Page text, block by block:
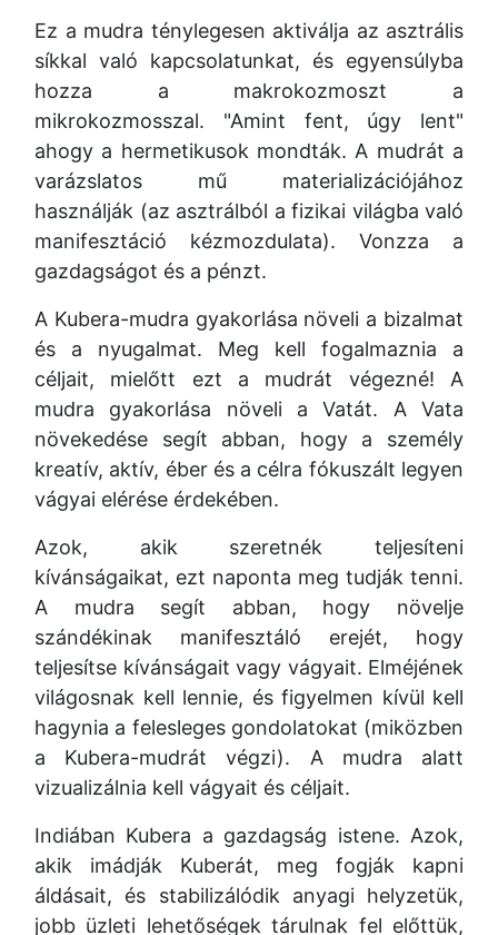
Ez a mudra ténylegesen aktiválja az asztrális
síkkal való kapcsolatunkat, és egyensúlyba
hozza a makrokozmoszt a
mikrokozmosszal. "Amint fent, úgy lent"
ahogy a hermetikusok mondták. A mudrát a
varázslatos mű materializációjához
használják (az asztrálból a fizikai világba való
manifesztáció kézmozdulata). Vonzza a
gazdagságot és a pénzt.
A Kubera-mudra gyakorlása növeli a bizalmat
és a nyugalmat. Meg kell fogalmaznia a
céljait, mielőtt ezt a mudrát végezné! A
mudra gyakorlása növeli a Vatát. A Vata
növekedése segít abban, hogy a személy
kreatív, aktív, éber és a célra fókuszált legyen
vágyai elérése érdekében.
Azok, akik szeretnék teljesíteni
kívánságaikat, ezt naponta meg tudják tenni.
A mudra segít abban, hogy növelje
szándékinak manifesztáló erejét, hogy
teljesítse kívánságait vagy vágyait. Elméjének
világosnak kell lennie, és figyelmen kívül kell
hagynia a felesleges gondolatokat (miközben
a Kubera-mudrát végzi). A mudra alatt
vizualizálnia kell vágyait és céljait.
Indiában Kubera a gazdagság istene. Azok,
akik imádják Kuberát, meg fogják kapni
áldásait, és stabilizálódik anyagi helyzetük,
jobb üzleti lehetőségek tárulnak fel előttük,